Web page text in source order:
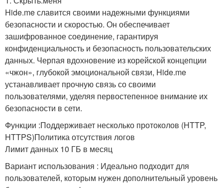
Hide.me славится своими надежными функциями
безопасности и скоростью. Он обеспечивает
зашифрованное соединение, гарантируя
конфиденциальность и безопасность пользовательских
данных. Черпая вдохновение из корейской концепции
«чжон», глубокой эмоциональной связи, Hide.me
устанавливает прочную связь со своими
пользователями, уделяя первостепенное внимание их
безопасности в сети.
Функции :Поддерживает несколько протоколов (HTTP,
HTTPS)Политика отсутствия логов
Лимит данных 10 ГБ в месяц
Вариант использования : Идеально подходит для
пользователей, которым нужен дополнительный уровень